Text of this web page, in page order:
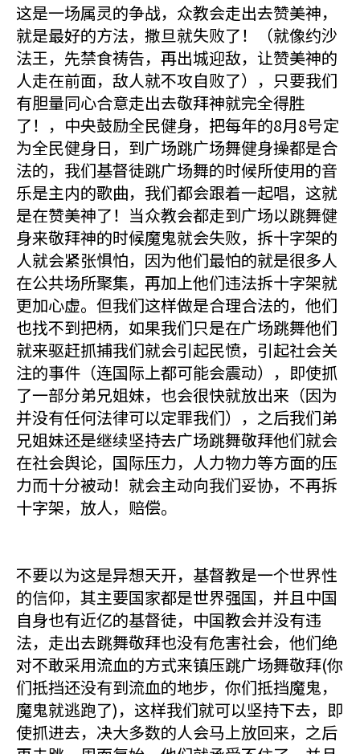
这是一场属灵的争战，众教会走出去赞美神，
就是最好的方法，撒旦就失败了！（就像约沙
法王，先禁食祷告，再出城迎敌，让赞美神的
人走在前面，敌人就不攻自败了），只要我们
有胆量同心合意走出去敬拜神就完全得胜
了！，中央鼓励全民健身，把每年的8月8号定
为全民健身日，到广场跳广场舞健身操都是合
法的，我们基督徒跳广场舞的时候所使用的音
乐是主内的歌曲，我们都会跟着一起唱，这就
是在赞美神了！当众教会都走到广场以跳舞健
身来敬拜神的时候魔鬼就会失败，拆十字架的
人就会紧张惧怕，因为他们最怕的就是很多人
在公共场所聚集，再加上他们违法拆十字架就
更加心虚。但我们这样做是合理合法的，他们
也找不到把柄，如果我们只是在广场跳舞他们
就来驱赶抓捕我们就会引起民愤，引起社会关
注的事件（连国际上都可能会震动），即使抓
了一部分弟兄姐妹，也会很快就放出来（因为
并没有任何法律可以定罪我们），之后我们弟
兄姐妹还是继续坚持去广场跳舞敬拜他们就会
在社会舆论，国际压力，人力物力等方面的压
力而十分被动！就会主动向我们妥协，不再拆
十字架，放人，赔偿。
不要以为这是异想天开，基督教是一个世界性
的信仰，其主要国家都是世界强国，并且中国
自身也有近亿的基督徒，中国教会并没有违
法，走出去跳舞敬拜也没有危害社会，他们绝
对不敢采用流血的方式来镇压跳广场舞敬拜(你
们抵挡还没有到流血的地步，你们抵挡魔鬼，
魔鬼就逃跑了)，这样我们就可以坚持下去，即
使抓进去，决大多数的人会马上放回来，之后